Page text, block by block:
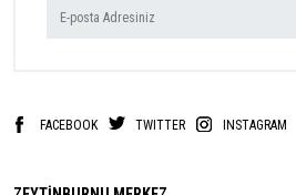
FACEBOOK TWITTER INSTAGRAM